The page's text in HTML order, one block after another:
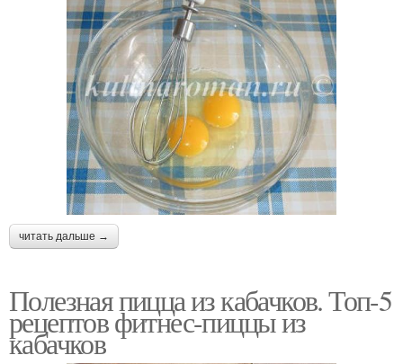
читать дальше →
Полезная пицца из кабачков. Топ-5
рецептов фитнес-пиццы из
кабачков